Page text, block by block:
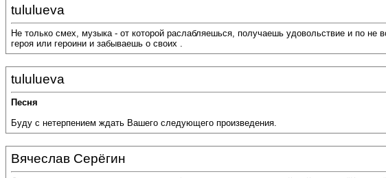
tululueva
Не только смех, музыка - от которой раслабляешься, получаешь удовольствие и по
героя или героини и забываешь о своих .
tululueva
Песня
Буду с нетерпением ждать Вашего следующего произведения.
Вячеслав Серёгин